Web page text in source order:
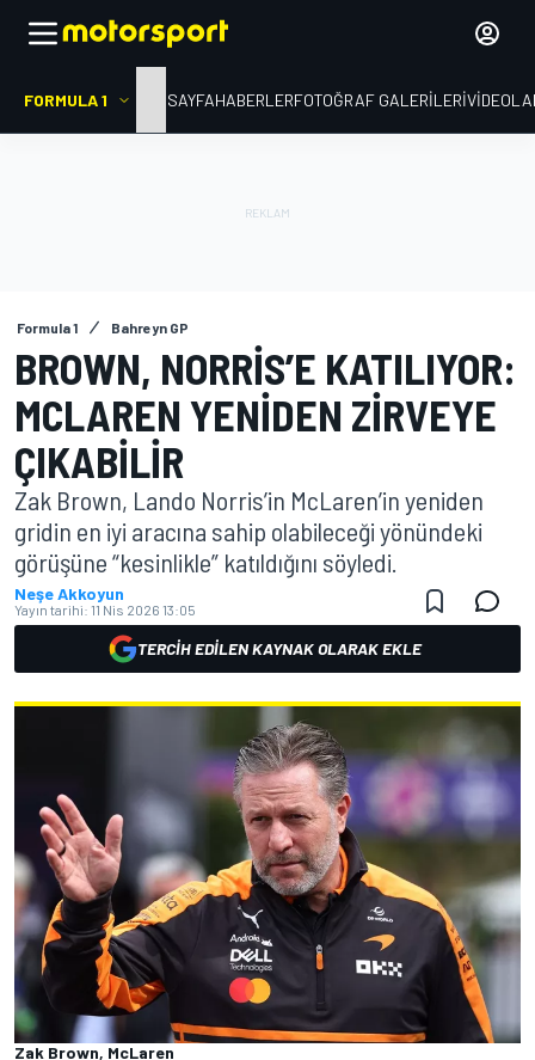
FORMULA 1 ANA SAYFAHABERLERFOTOĞRAF GALERILERI
Formula 1 Bahreyn GP
BROWN, NORRIS’E KATILIYOR:
MCLAREN YENIDEN ZIRVEYE
ÇIKABILIR
Zak Brown, Lando Norris’in McLaren’in yeniden
gridin en iyi aracına sahip olabileceği yönündeki
görüşüne “kesinlikle” katıldığını söyledi.
Neşe Akkoyun
Yayın tarihi: 11 Nis 2026 13:05
TERCIH EDILEN KAYNAK OLARAK EKLE
Zak Brown, McLaren